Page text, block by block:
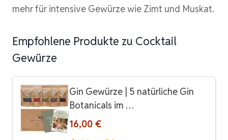
mehr für intensive Gewürze wie Zimt und Muskat.
Empfohlene Produkte zu Cocktail
Gewürze
Gin Gewürze | 5 natürliche Gin
Botanicals im …
16,00 €